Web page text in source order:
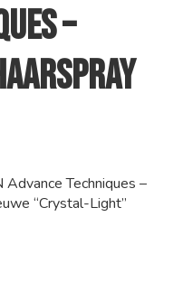
–
Techniques –
“Crystal-Light”